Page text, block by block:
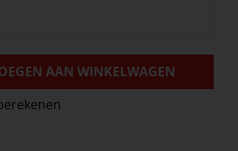
AAN WINKELWAGEN